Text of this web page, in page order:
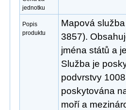
jednotku
Popis
produktu
Mapová
3857).
jména států a
Služba je
podvrstvy
poskytována
moří a